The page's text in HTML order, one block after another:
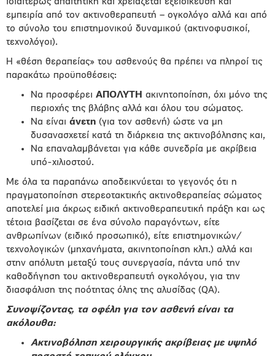
εμπειρία από τον ακτινοθεραπευτή – ογκολόγο αλλά και από
το σύνολο του επιστημονικού δυναμικού (ακτινοφυσικοί,
τεχνολόγοι).
Η «θέση θεραπείας» του ασθενούς θα πρέπει να πληροί τις
παρακάτω προϋποθέσεις:
Να προσφέρει ΑΠΟΛΥΤΗ ακινητοποίηση, όχι μόνο της
περιοχής της βλάβης αλλά και όλου του σώματος.
Να είναι άνετη (για τον ασθενή) ώστε να μη
δυσανασχετεί κατά τη διάρκεια της ακτινοβόλησης και,
Να επαναλαμβάνεται για κάθε συνεδρία με ακρίβεια
υπό-χιλιοστού.
Με όλα τα παραπάνω αποδεικνύεται το γεγονός ότι η
πραγματοποίηση στερεοτακτικής ακτινοθεραπείας σώματος
αποτελεί μια άκρως ειδική ακτινοθεραπευτική πράξη και ως
τέτοια βασίζεται σε ένα σύνολο παραγόντων, είτε
ανθρωπίνων (ειδικό προσωπικό), είτε επιστημονικών/
τεχνολογικών (μηχανήματα, ακινητοποίηση κλπ.) αλλά και
στην απόλυτη μεταξύ τους συνεργασία, πάντα υπό την
καθοδήγηση του ακτινοθεραπευτή ογκολόγου, για την
διασφάλιση της ποότητας όλης της αλυσίδας (QA).
Συνοψίζοντας, τα οφέλη για τον ασθενή είναι τα
ακόλουθα:
Ακτινοβόληση χειρουργικής ακρίβειας με υψηλό